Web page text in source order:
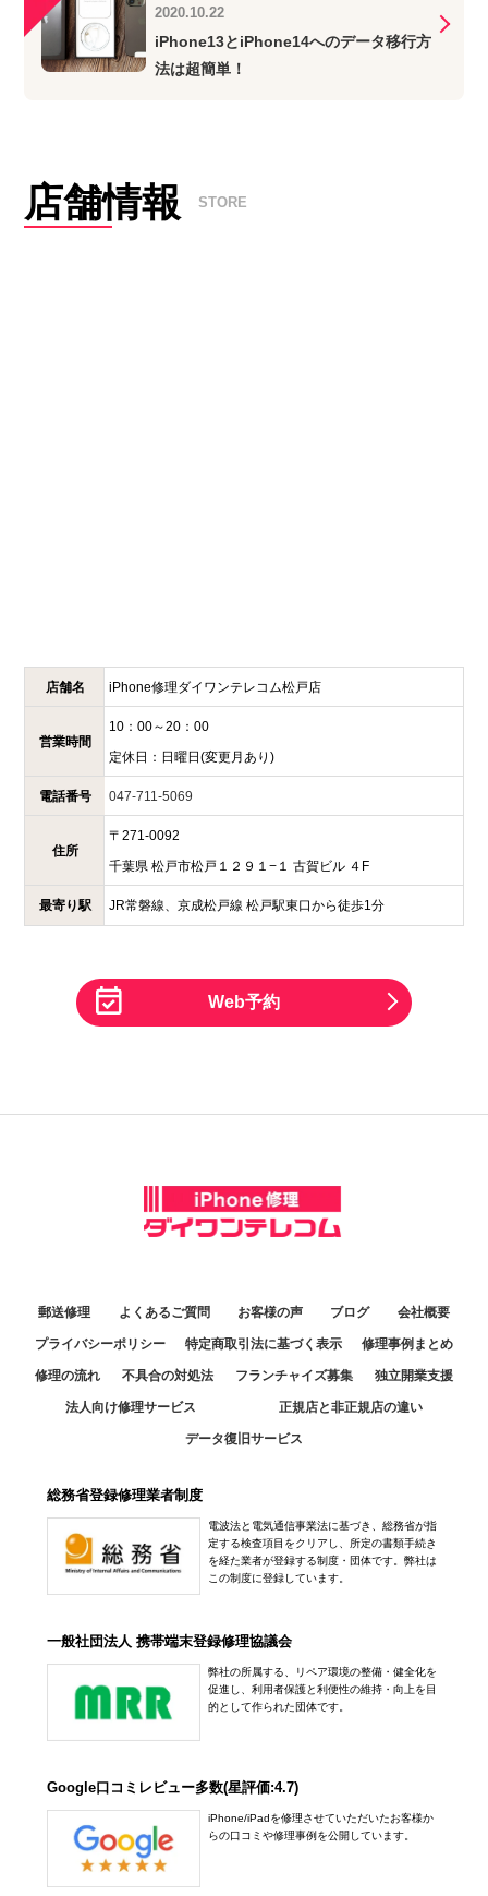
2020.10.22
iPhone13とiPhone14へのデータ移行方
法は超簡単！
店舗情報 STORE
店舗名 iPhone修理ダイワンテレコム松戸店
営業時間
10：00～20：00
定休日： 日曜日(変更月あり)
電話番号 047-711-5069
住所
〒 271-0092
千葉県 松戸市松戸１２９１−１ 古賀ビル ４F
最寄り駅 JR常磐線、京成松戸線 松戸駅東口から徒歩1分
Web予約
郵送修理 よくあるご質問 お客様の声 ブログ 会社概要
プライバシーポリシー 特定商取引法に基づく表示 修理事例まとめ
修理の流れ 不具合の対処法 フランチャイズ募集 独立開業支援
法人向け修理サービス 正規店と非正規店の違い
データ復旧サービス
総務省登録修理業者制度
電波法と電気通信事業法に基づき、総務省が指
定する検査項目をクリアし、所定の書類手続き
を経た業者が登録する制度・団体です。弊社は
この制度に登録しています。
一般社団法人 携帯端末登録修理協議会
弊社の所属する、リペア環境の整備・健全化を
促進し、利用者保護と利便性の維持・向上を目
的として作られた団体です。
Google口コミレビュー多数(星評価:4.7)
iPhone/iPadを修理させていただいたお客様か
らの口コミや修理事例を公開しています。